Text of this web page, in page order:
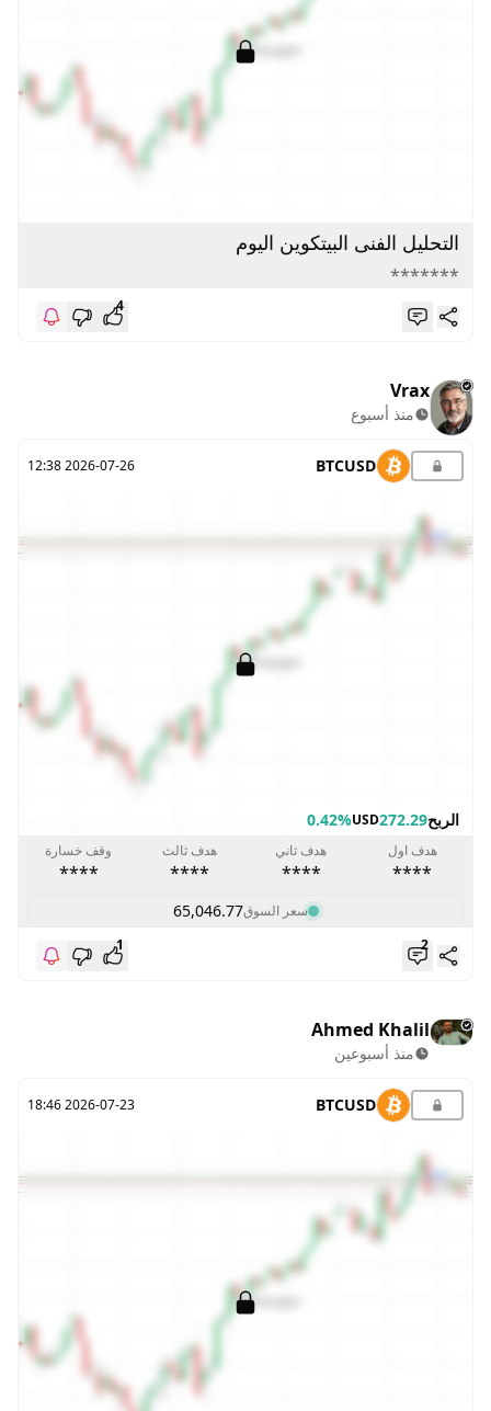
التحليل الفنى البيتكوين اليوم
*******
4
Vrax
منذ أسبوع
BTCUSD
2026-07-26 12:38
الربح272.29
USD
0.42%
هدف اول
****
هدف ثاني
****
هدف ثالث
****
وقف خسارة
****
سعر السوق65,046.77
2
1
Ahmed Khalil
منذ أسبوعين
BTCUSD
2026-07-23 18:46